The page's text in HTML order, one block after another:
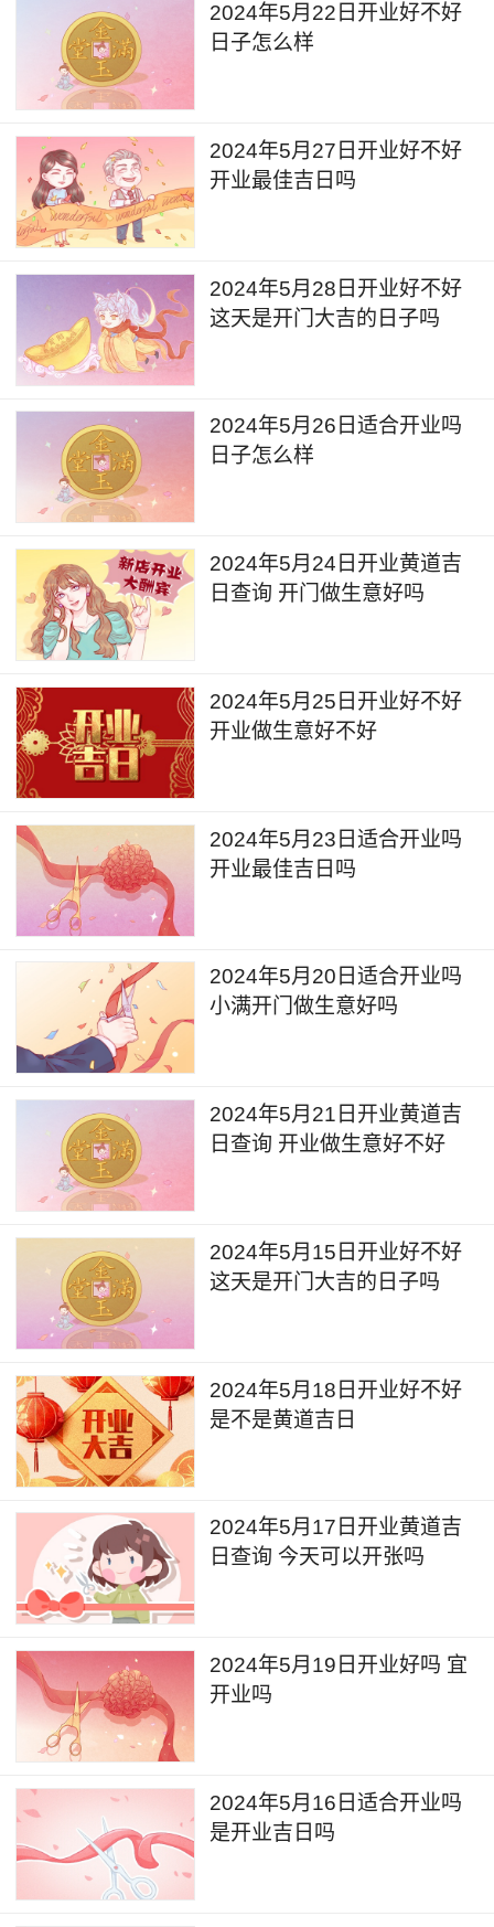
到真实的生意战场，你才能看到生意里面真正的奥
秘。一个人来完成这些观察任务是很有限，所以建
议你找几个人一起探讨，把你所看到的生意的优缺
点都拿出来聊聊，慢慢的你会越来越厉害。
2024年5月22日开业好不好
日子怎么样
2024年5月27日开业好不好
开业最佳吉日吗
2024年5月28日开业好不好
这天是开门大吉的日子吗
2024年5月26日适合开业吗
日子怎么样
2024年5月24日开业黄道吉
日查询 开门做生意好吗
2024年5月25日开业好不好
开业做生意好不好
2024年5月23日适合开业吗
开业最佳吉日吗
2024年5月20日适合开业吗
小满开门做生意好吗
2024年5月21日开业黄道吉
日查询 开业做生意好不好
2024年5月15日开业好不好
这天是开门大吉的日子吗
2024年5月18日开业好不好
是不是黄道吉日
2024年5月17日开业黄道吉
日查询 今天可以开张吗
2024年5月19日开业好吗 宜
开业吗
2024年5月16日适合开业吗
是开业吉日吗